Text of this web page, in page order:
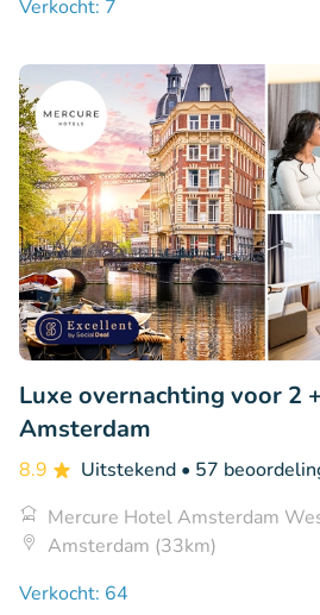
Verkocht: 7
Luxe overnachting voor 2
Amsterdam
8.9 Uitstekend • 57
Mercure Hotel Amsterdam
Amsterdam (33km)
Verkocht: 64